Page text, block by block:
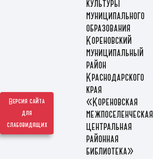
Версия сайта
для
слабовидящих
культуры
муниципального
образования
Кореновский
муниципальный
район
Краснодарского
края
«Кореновская
межпоселенческая
центральная
районная
библиотека»